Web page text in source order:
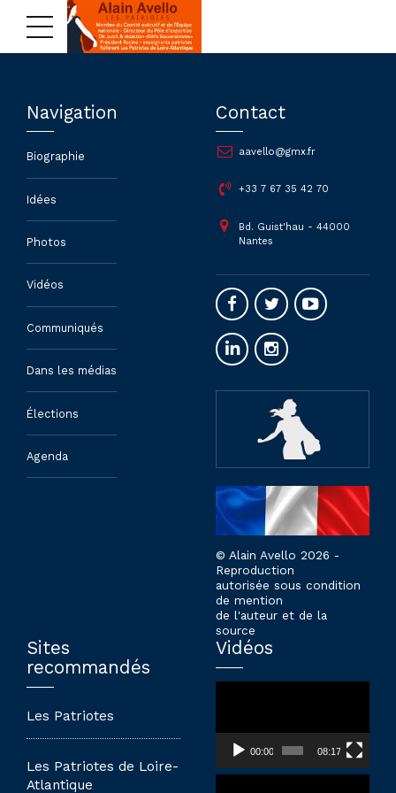
Navigation
Biographie
Idées
Photos
Vidéos
Communiqués
Dans les médias
Élections
Agenda
Contact
aavello@gmx.fr
+33 7 67 35 42 70
Bd. Guist'hau - 44000
Nantes
© Alain Avello 2026 -
Reproduction
autorisée sous condition
de mention
de l'auteur et de la
source
Sites
recommandés
Les Patriotes
Les Patriotes de Loire-
Atlantique
Vidéos
00:00 08:17